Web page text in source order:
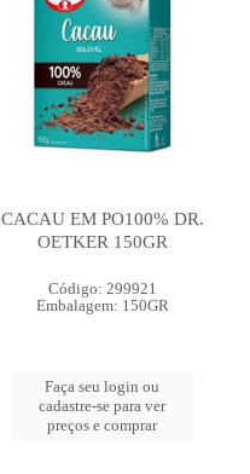
CACAU EM PO100% DR.
OETKER 150GR
Código: 299921
Embalagem: 150GR
Faça seu login ou
cadastre-se para ver
preços e comprar